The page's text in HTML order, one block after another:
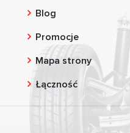
Blog
Promocje
Mapa strony
Łączność